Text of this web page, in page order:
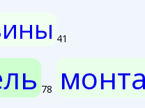
41
78